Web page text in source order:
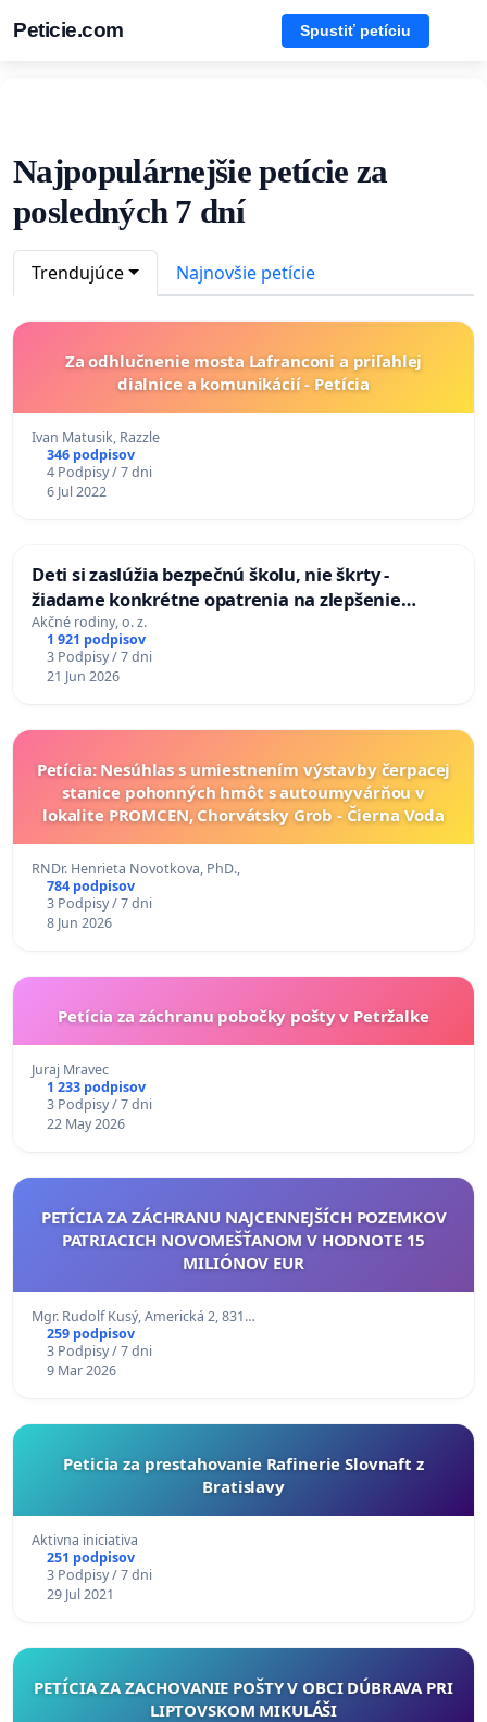
Peticie.com Spustiť petíciu
Najpopulárnejšie petície za
posledných 7 dní
Trendujúce Najnovšie petície
Za odhlučnenie mosta Lafranconi a priľahlej
dialnice a komunikácií - Petícia
Ivan Matusik, Razzle
346 podpisov
4 Podpisy / 7 dni
6 Jul 2022
Deti si zaslúžia bezpečnú školu, nie škrty -
žiadame konkrétne opatrenia na zlepšenie
situácie v školstve
Akčné rodiny, o. z.
1 921 podpisov
3 Podpisy / 7 dni
21 Jun 2026
Petícia: Nesúhlas s umiestnením výstavby čerpacej
stanice pohonných hmôt s autoumyvárňou v
lokalite PROMCEN, Chorvátsky Grob - Čierna Voda
RNDr. Henrieta Novotkova, PhD.,
784 podpisov
3 Podpisy / 7 dni
8 Jun 2026
Petícia za záchranu pobočky pošty v Petržalke
Juraj Mravec
1 233 podpisov
3 Podpisy / 7 dni
22 May 2026
PETÍCIA ZA ZÁCHRANU NAJCENNEJŠÍCH POZEMKOV
PATRIACICH NOVOMEŠŤANOM V HODNOTE 15
MILIÓNOV EUR
Mgr. Rudolf Kusý, Americká 2, 831…
259 podpisov
3 Podpisy / 7 dni
9 Mar 2026
Peticia za prestahovanie Rafinerie Slovnaft z
Bratislavy
Aktivna iniciativa
251 podpisov
3 Podpisy / 7 dni
29 Jul 2021
PETÍCIA ZA ZACHOVANIE POŠTY V OBCI DÚBRAVA PRI
LIPTOVSKOM MIKULÁŠI